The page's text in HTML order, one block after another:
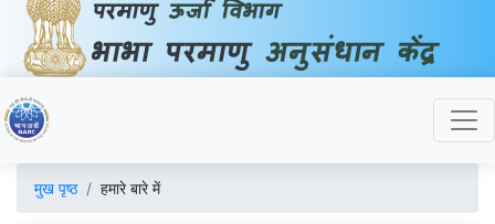
मुख पृष्ठ हमारे बारे में